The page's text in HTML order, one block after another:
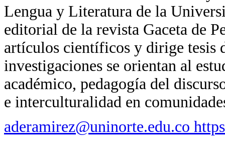
Lengua y Literatura de la
editorial de la revista Gaceta de
artículos científicos y dirige tesis
investigaciones se orientan al
académico, pedagogía del
e interculturalidad en
aderamirez@uninorte.edu.co